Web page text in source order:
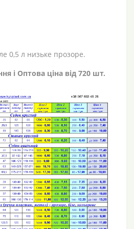
0,5 л низьке прозоре.
і Оптова ціна від 720 шт.